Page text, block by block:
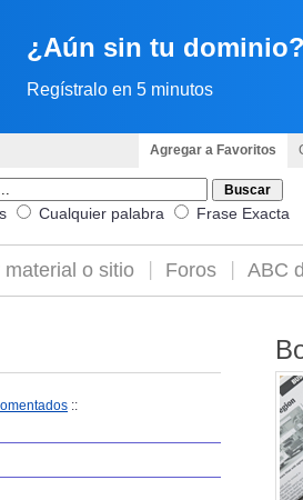
¿Aún sin tu dominio?
Regístralo en 5 minutos
Agregar a Favoritos
Cualquier palabra Frase Exacta
material o sitio Foros ABC
::